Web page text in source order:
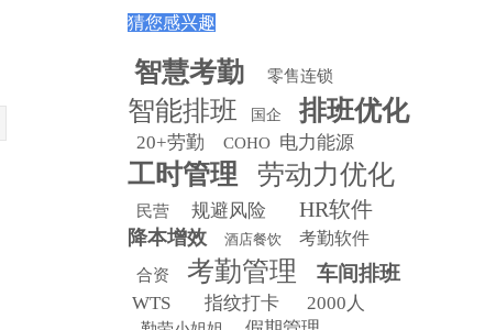
猜您感兴趣
智慧考勤 零售连锁
智能排班 国企 排班优化
20+劳勤 COHO 电力能源
工时管理 劳动力优化
民营 规避风险 HR软件
降本增效 酒店餐饮 考勤软件
合资 考勤管理 车间排班
WTS 指纹打卡 2000人